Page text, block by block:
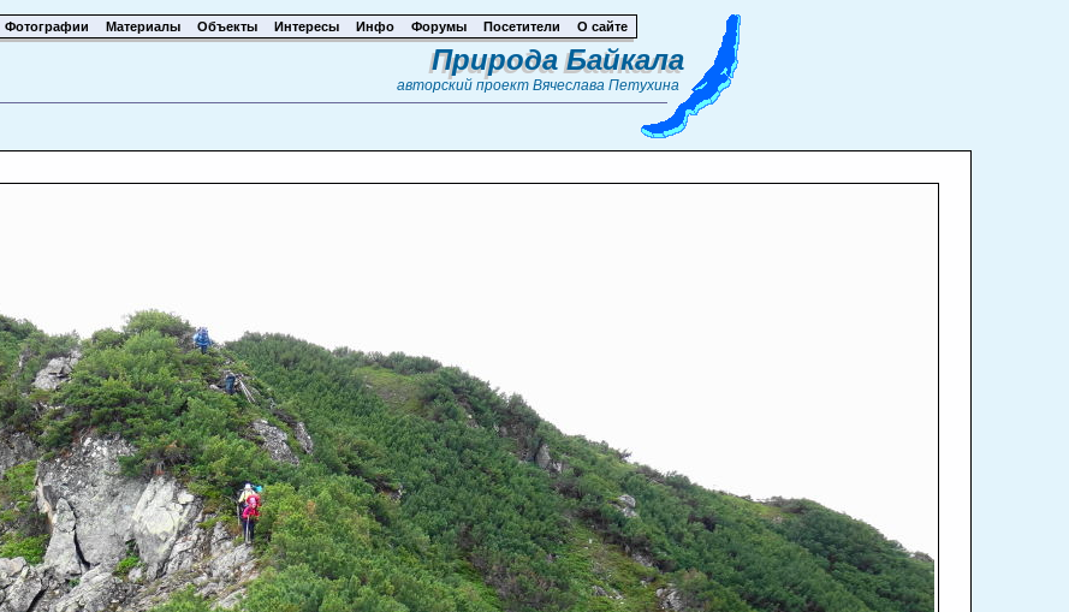
Фотографии Материалы Объекты Интересы Инфо Форумы Посетители О сайте
Природа Байкала
авторский проект Вячеслава Петухина